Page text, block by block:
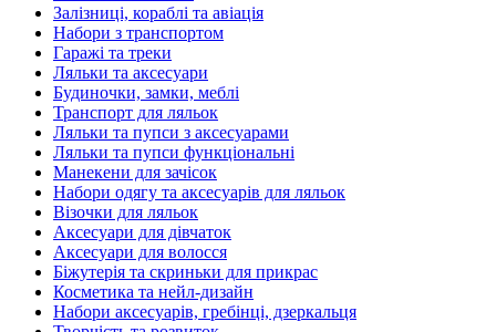
Залізниці, кораблі та авіація
Набори з транспортом
Гаражі та треки
Ляльки та аксесуари
Будиночки, замки, меблі
Транспорт для ляльок
Ляльки та пупси з аксесуарами
Ляльки та пупси функціональні
Манекени для зачісок
Набори одягу та аксесуарів для ляльок
Візочки для ляльок
Аксесуари для дівчаток
Аксесуари для волосся
Біжутерія та скриньки для прикрас
Косметика та нейл-дизайн
Набори аксесуарів, гребінці, дзеркальця